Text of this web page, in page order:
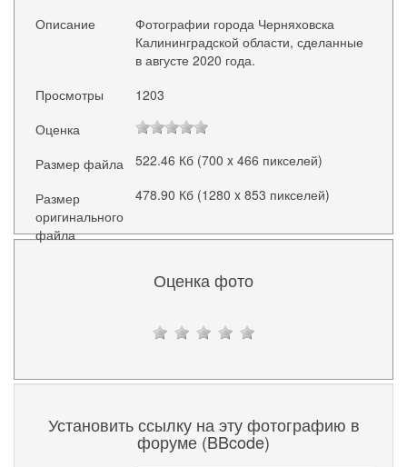
Описание
Фотографии города Черняховска
Калининградской области, сделанные
в августе 2020 года.
Просмотры
1203
Оценка
Размер файла
522.46 Кб (700 x 466 пикселей)
Размер
оригинального
файла
478.90 Кб (1280 x 853 пикселей)
Оценка фото
Установить ссылку на эту фотографию в
форуме (BBcode)